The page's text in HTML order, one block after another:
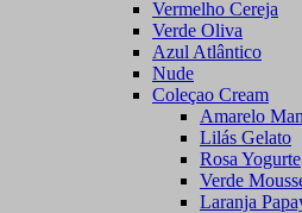
Vermelho Cereja
Verde Oliva
Azul Atlântico
Nude
Coleçao Cream
Amarelo
Lilás Gelato
Rosa Yogurte
Verde
Laranja